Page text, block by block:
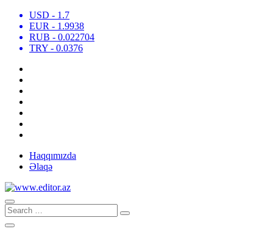
USD - 1.7
EUR - 1.9938
RUB - 0.022704
TRY - 0.0376
Haqqımızda
Əlaqə